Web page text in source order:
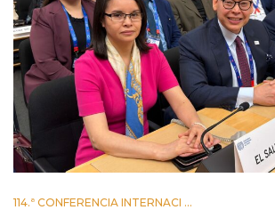
114.ª CONFERENCIA INTERNACI ...